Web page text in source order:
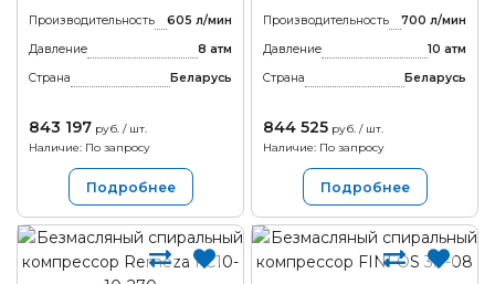
Производительность
605 л/мин
Давление
8 атм
Страна
Беларусь
843 197 руб. / шт.
Наличие: По запросу
Подробнее
Производительность
700 л/мин
Давление
10 атм
Страна
Беларусь
844 525 руб. / шт.
Наличие: По запросу
Подробнее